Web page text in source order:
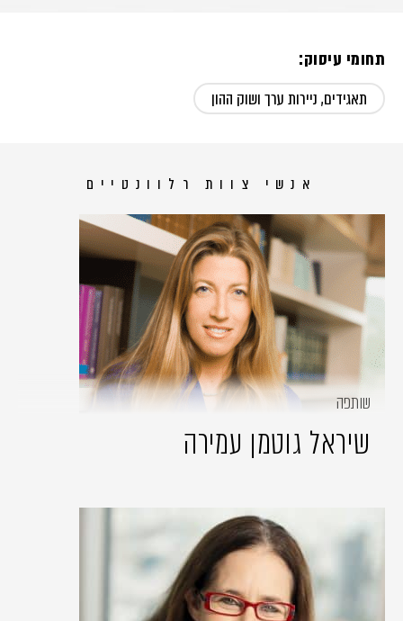
תחומי עיסוק:
תאגידים, ניירות ערך ושוק ההון
אנשי צוות רלוונטיים
שותפה
שיראל גוטמן עמירה